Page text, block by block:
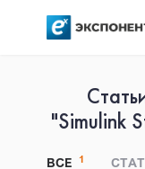
"Simulink
ВСЕ 1